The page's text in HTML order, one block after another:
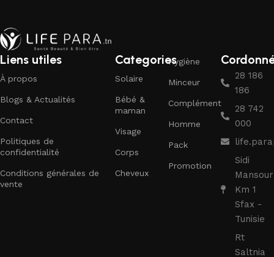
Liens utiles
À propos
Blogs & Actualités
Contact
Politiques de
confidentialité
Conditions générales de
vente
Categories
Solaire
Bébé &
maman
Visage
Corps
Cheveux
Hygiène
Minceur
Complément
Homme
Pack
Promotion
28 186
186
28 742
000
Sidi
Mansour
Km 1
Sfax -
Tunisie
Rt
Saltnia